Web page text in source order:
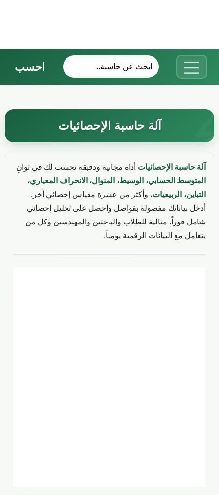
احسب
آلة حاسبة الإحصائيات
آلة حاسبة الإحصائيات أداة مجانية ودقيقة تحسب لك في ثوانٍ
المتوسط الحسابي، الوسيط، المنوال، الانحراف المعياري،
التباين، الربيعيات، وأكثر من عشرة مقياس إحصائي آخر.
أدخل بياناتك مفصولة بفواصل واحصل على تحليل إحصائي
شامل فوراً. مثالية للطلاب والباحثين والمهندسين وكل من
يتعامل مع البيانات الرقمية يومياً.